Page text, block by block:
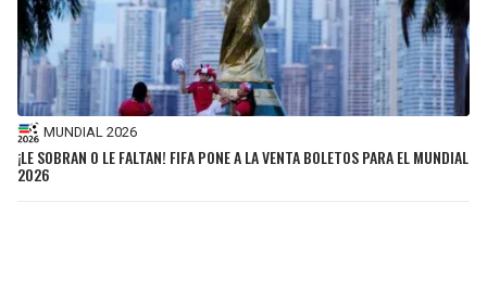
MUNDIAL 2026
¡LE SOBRAN O LE FALTAN! FIFA PONE A LA VENTA BOLETOS PARA EL MUNDIAL
2026